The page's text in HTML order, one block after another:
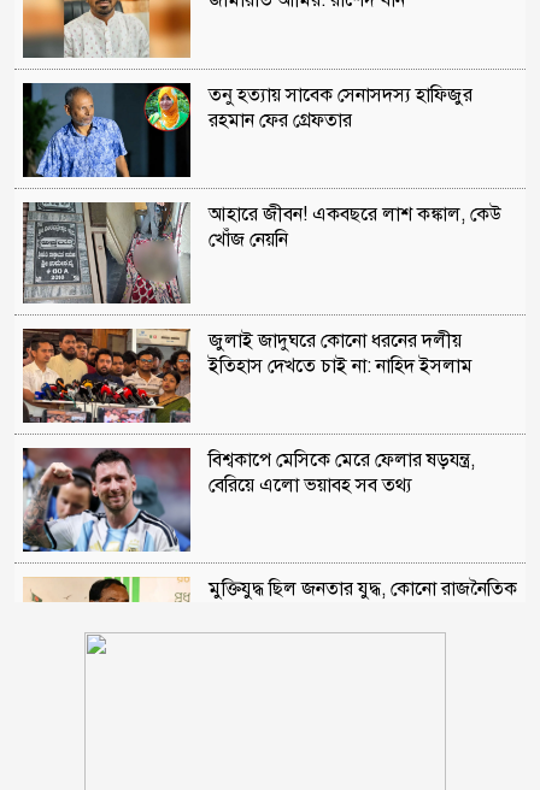
তনু হত্যায় সাবেক সেনাসদস্য হাফিজুর
রহমান ফের গ্রেফতার
আহারে জীবন! একবছরে লাশ কঙ্কাল, কেউ
খোঁজ নেয়নি
জুলাই জাদুঘরে কোনো ধরনের দলীয়
ইতিহাস দেখতে চাই না: নাহিদ ইসলাম
বিশ্বকাপে মেসিকে মেরে ফেলার ষড়যন্ত্র,
বেরিয়ে এলো ভয়াবহ সব তথ্য
মুক্তিযুদ্ধ ছিল জনতার যুদ্ধ, কোনো রাজনৈতিক